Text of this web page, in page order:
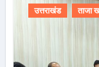
उत्तराखंड ताजा